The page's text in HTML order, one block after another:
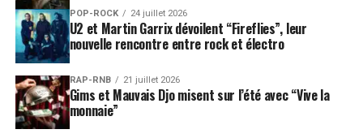
POP-ROCK 24 juillet 2026
U2 et Martin Garrix dévoilent “Fireflies”, leur
nouvelle rencontre entre rock et électro
RAP-RNB 21 juillet 2026
Gims et Mauvais Djo misent sur l’été avec “Vive la
monnaie”